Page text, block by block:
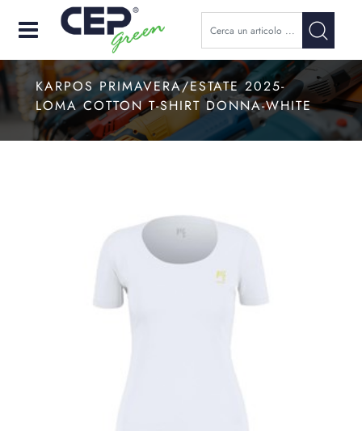
Open
KARPOS PRIMAVERA/ESTATE 2025-
LOMA COTTON T-SHIRT DONNA-WHITE